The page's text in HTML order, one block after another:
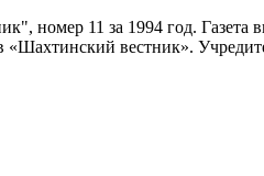
номер 11 за 1994 год.
вестник».